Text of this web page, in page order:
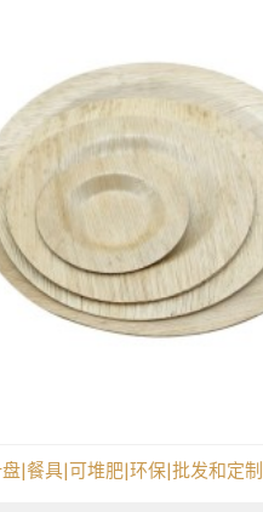
|餐具|可堆肥|环保|批发和定制